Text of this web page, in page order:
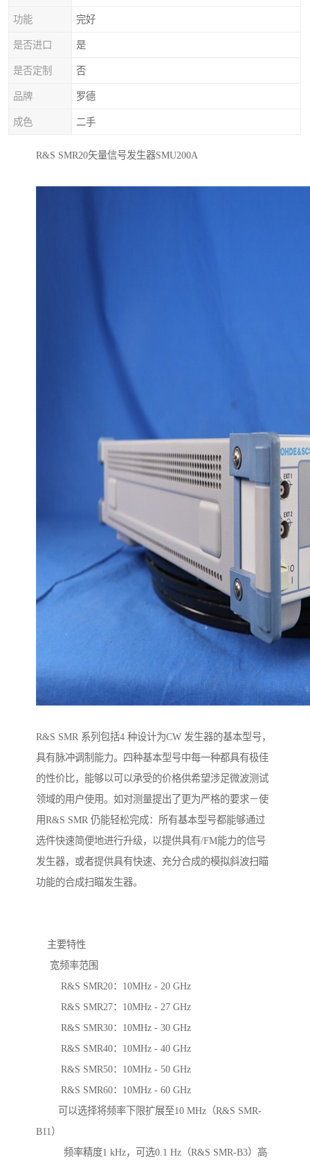
功能 完好
是否进口 是
是否定制 否
品牌 罗德
成色 二手
R&S SMR20矢量信号发生器SMU200A
R&S SMR 系列包括4 种设计为CW 发生器的基本型号，
具有脉冲调制能力。四种基本型号中每一种都具有极佳
的性价比，能够以可以承受的价格供希望涉足微波测试
领域的用户使用。如对测量提出了更为严格的要求－使
用R&S SMR 仍能轻松完成：所有基本型号都能够通过
选件快速简便地进行升级，以提供具有/FM能力的信号
发生器，或者提供具有快速、充分合成的模拟斜波扫瞄
功能的合成扫瞄发生器。
主要特性
宽频率范围
R&S SMR20：10MHz - 20 GHz
R&S SMR27：10MHz - 27 GHz
R&S SMR30：10MHz - 30 GHz
R&S SMR40：10MHz - 40 GHz
R&S SMR50：10MHz - 50 GHz
R&S SMR60：10MHz - 60 GHz
可以选择将频率下限扩展至10 MHz（R&S SMR-
B11）
频率精度1 kHz，可选0.1 Hz（R&S SMR-B3）高